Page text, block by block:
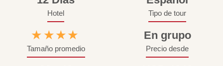
Hotel
★★★★
Tipo de tour
En grupo
Tamaño promedio Precio desde